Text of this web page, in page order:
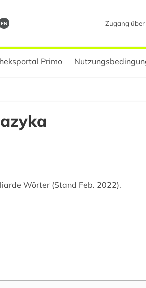
EN
Zugang über
Primo
Wörter (Stand Feb. 2022).